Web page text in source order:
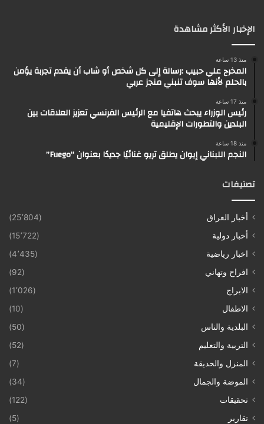
الإخبار الأكثر مشاهدة
منذ 13 ساعة
المخرج علي حبيب :رسالة إلى كل شخص أو شاب أن يقدم تجربة يؤمن
بالحلم لأنها سوف تنبني منجز عربي
منذ 17 ساعة
رئيس الوزراء يبحث هاتفيا مع الرئيس الفرنسي تعزيز العلاقات بين
البلدين والتطورات الإقليمية
منذ 18 ساعة
النجم اللبناني إيوان يطلق تريو غنائيًا جديدًا بعنوان “Fuego”
تصنيفات
أخبار العراق
(25٬804)
أخبار دولية
(15٬722)
اخبار رياضية
(4٬435)
افراح وتهاني
(92)
الابراج
(1٬026)
الاطفال
(10)
البلدية والناس
(50)
التربية والتعليم
(52)
المنزل والحديقة
(7)
الموضة والجمال
(34)
تحقيقات
(122)
تقارير
(5)